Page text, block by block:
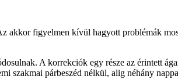
akkor figyelmen kívül hagyott problémák
A korrekciók egy része az érintett
szakmai párbeszéd nélkül, alig néhány